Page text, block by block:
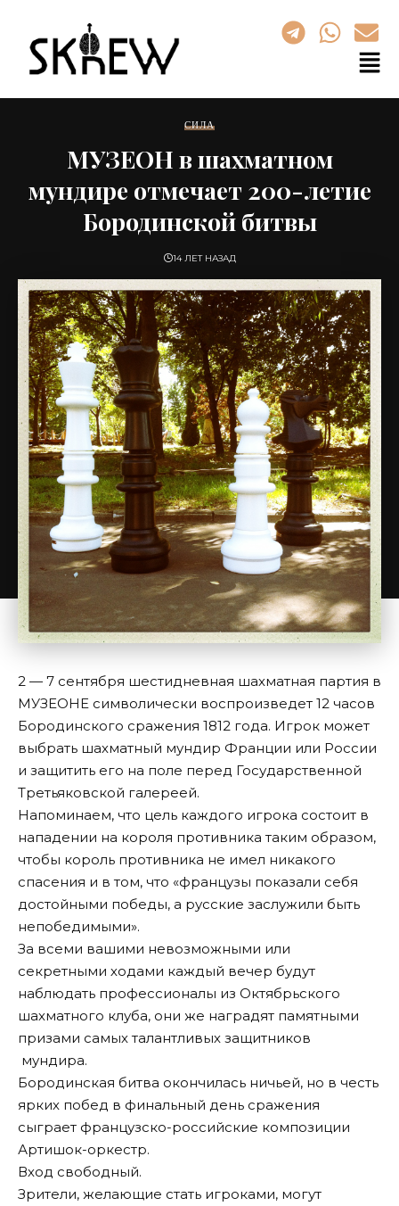
СИЛА
МУЗЕОН в шахматном
мундире отмечает 200-летие
Бородинской битвы
14 ЛЕТ НАЗАД
2 — 7 сентября шестидневная шахматная партия в
МУЗЕОНЕ символически воспроизведет 12 часов
Бородинского сражения 1812 года. Игрок может
выбрать шахматный мундир Франции или России
и защитить его на поле перед Государственной
Третьяковской галереей.
Напоминаем, что цель каждого игрока состоит в
нападении на короля противника таким образом,
чтобы король противника не имел никакого
спасения и в том, что «французы показали себя
достойными победы, а русские заслужили быть
непобедимыми».
За всеми вашими невозможными или
секретными ходами каждый вечер будут
наблюдать профессионалы из Октябрьского
шахматного клуба, они же наградят памятными
призами самых талантливых защитников
мундира.
Бородинская битва окончилась ничьей, но в честь
ярких побед в финальный день сражения
сыграет французско-российские композиции
Артишок-оркестр.
Вход свободный.
Зрители, желающие стать игроками, могут